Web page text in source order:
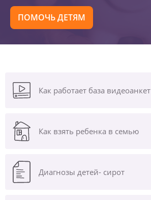
ПОМОЧЬ ДЕТЯМ
Как работает база видеоанкет
Как взять ребенка в семью
Диагнозы детей- сирот